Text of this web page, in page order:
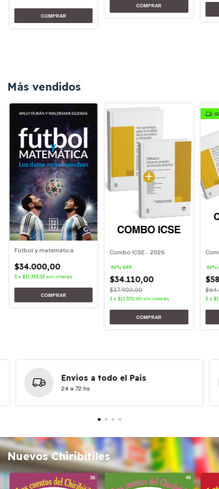
Más vendidos
Fútbol y matemática
$34.000,00
3 x $11.333,33 sin interés
Combo ICSE - 2026
-10%OFF
$34.110,00
$37.900,00
3 x$11.370,00 sin interés
-10%
3 x
Envíos a todo el País
24 a 72 hs
Nuevos Chiribitiles